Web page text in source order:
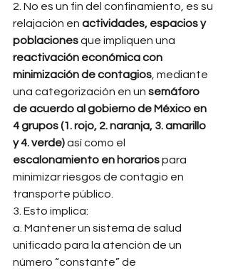
2. No es un fin del confinamiento, es su
relajación en actividades, espacios y
poblaciones que impliquen una
reactivación económica con
minimización de contagios , mediante
una categorización en un semáforo
de acuerdo al gobierno de México en
4 grupos (1. rojo, 2. naranja, 3. amarillo
y 4. verde) así como el
escalonamiento en horarios para
minimizar riesgos de contagio en
transporte público.
3. Esto implica:
a. Mantener un sistema de salud
unificado para la atención de un
número “constante” de